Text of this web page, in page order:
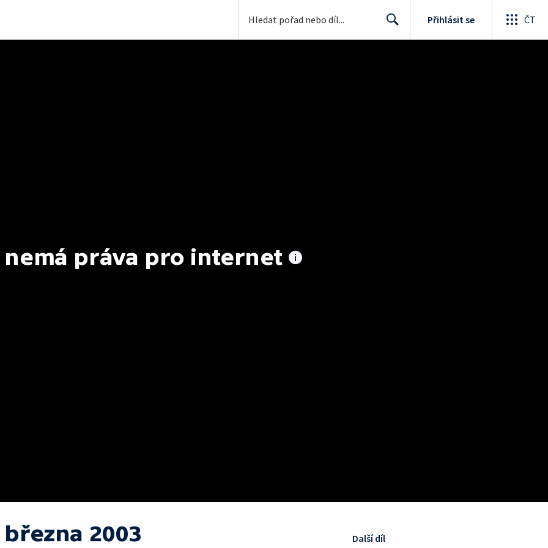
Přihlásit se ČT
nemá práva pro internet
března 2003 Další díl